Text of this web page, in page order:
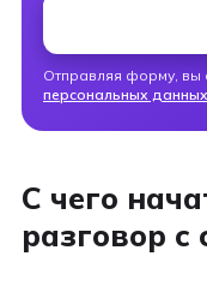
Отправляя форму, вы
персональных данных
С чего
разговор с